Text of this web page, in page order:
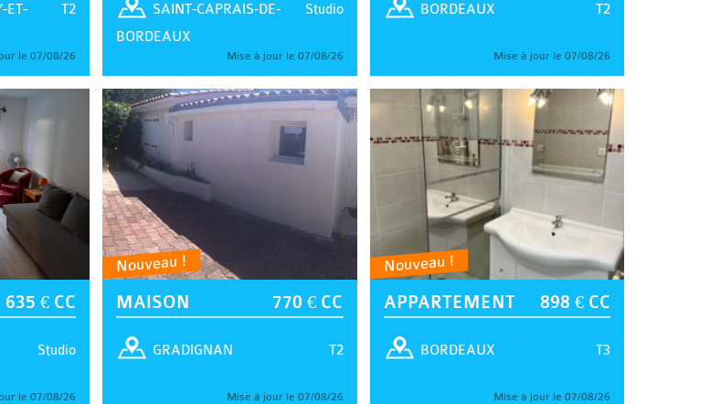
T2
ET-
le 07/08/26
Studio
SAINT-CAPRAIS-DE-
BORDEAUX
Mise à jour le 07/08/26
T2
BORDEAUX
Mise à jour le 07/08/26
635 € CC
Studio
le 07/08/26
Nouveau !
MAISON 770 € CC
T2
GRADIGNAN
Mise à jour le 07/08/26
Nouveau !
APPARTEMENT 898 € CC
T3
BORDEAUX
Mise à jour le 07/08/26